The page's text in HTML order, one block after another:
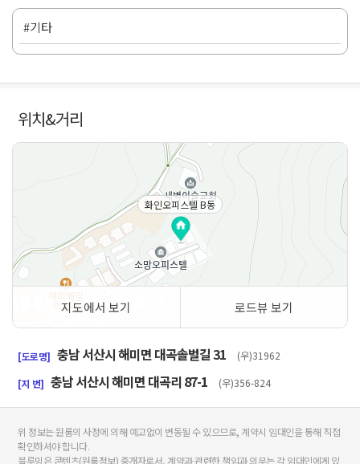
#기타
위치&거리
화인오피스텔 B동
지도에서 보기 로드뷰 보기
[도로명] 충남 서산시 해미면 대곡솔벌길 31 (우)31962
[지 번] 충남 서산시 해미면 대곡리 87-1 (우)356-824
위 정보는 원룸의 사정에 의해 예고없이 변동될 수 있으므로, 계약시 임대인을 통해 직접
확인하셔야 합니다.
블루밍은 콘텐츠(원룸정보) 중개자로서, 계약과 관련한 책임과 의무는 각 임대인에게 있